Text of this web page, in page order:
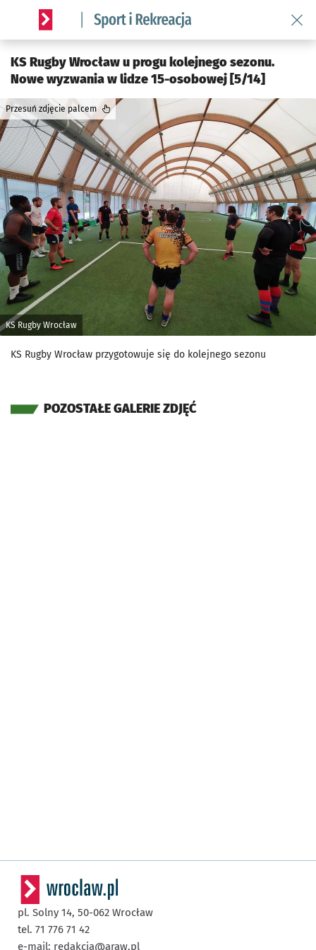
Serwis informacyjny wroclaw.pl podserwis: Sport i rekreacja
KS Rugby Wrocław u progu kolejnego sezonu.
Nowe wyzwania w lidze 15-osobowej [5/14]
KS Rugby Wrocław
Przesuń zdjęcie palcem
KS Rugby Wrocław przygotowuje się do kolejnego sezonu
POZOSTAŁE GALERIE ZDJĘĆ
pl. Solny 14, 50-062 Wrocław
tel. 71 776 71 42
e-mail: redakcja@araw.pl